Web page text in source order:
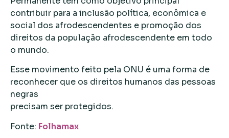
contribuir para a inclusão política, econômica e
social dos afrodescendentes e promoção dos
direitos da população afrodescendente em todo
o mundo.
Esse movimento feito pela ONU é uma forma de
reconhecer que os direitos humanos das pessoas
negras
precisam ser protegidos.
Fonte: Folhamax